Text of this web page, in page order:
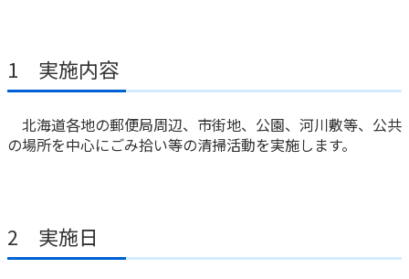
きっかけ・できごとから探す
新規登録
ログイン
学資保険
お見積りシミュレーション
お役立ち情報
かんぽ生命の団体取扱い
法人向け資料請求
保険
子育て
ライフプラン
ご挨拶
財務情報
株主・投資家のみなさまへ
お問い合わせ
サステナビリティ
採用情報
1 実施内容
北海道各地の郵便局周辺、市街地、公園、河川敷等、公共
の場所を中心にごみ拾い等の清掃活動を実施します。
2 実施日